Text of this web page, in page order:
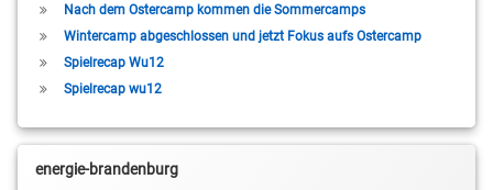
Nach dem Ostercamp kommen die Sommercamps
Wintercamp abgeschlossen und jetzt Fokus aufs Ostercamp
Spielrecap Wu12
Spielrecap wu12
energie-brandenburg